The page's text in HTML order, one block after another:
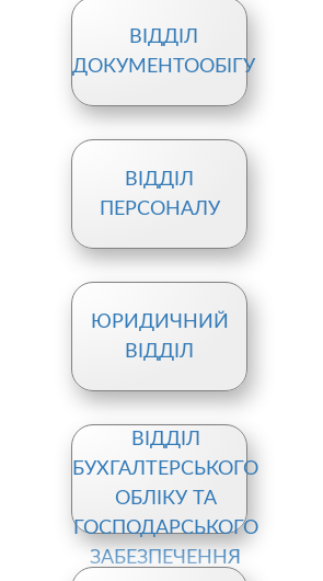
ВІДДІЛ
ДОКУМЕНТООБІГУ
ВІДДІЛ
ПЕРСОНАЛУ
ЮРИДИЧНИЙ
ВІДДІЛ
ВІДДІЛ
БУХГАЛТЕРСЬКОГО
ОБЛІКУ ТА
ГОСПОДАРСЬКОГО
ЗАБЕЗПЕЧЕННЯ